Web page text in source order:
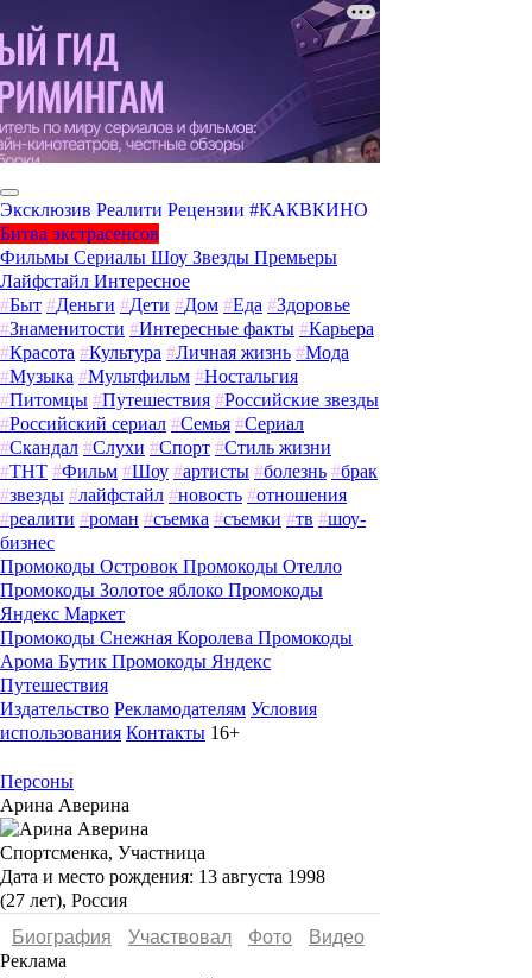
Эксклюзив Реалити Рецензии #КАКВКИНО
Битва экстрасенсов
Фильмы Сериалы Шоу Звезды Премьеры
Лайфстайл Интересное
#Быт #Деньги #Дети #Дом #Еда #Здоровье
#Знаменитости #Интересные факты #Карьера
#Красота #Культура #Личная жизнь #Мода
#Музыка #Мультфильм #Ностальгия
#Питомцы #Путешествия #Российские звезды
#Российский сериал #Семья #Сериал
#Скандал #Слухи #Спорт #Стиль жизни
#ТНТ #Фильм #Шоу #артисты #болезнь #брак
#звезды #лайфстайл #новость #отношения
#реалити #роман #съемка #съемки #тв #шоу-
бизнес
Промокоды Островок Промокоды Отелло
Промокоды Золотое яблоко Промокоды
Яндекс Маркет
Промокоды Снежная Королева Промокоды
Арома Бутик Промокоды Яндекс
Путешествия
Издательство Рекламодателям Условия
использования Контакты 16+
Персоны
Арина Аверина
Спортсменка, Участница
Дата и место рождения: 13 августа 1998
(27 лет), Россия
Биография
Участвовал Фото
Видеo
Реклама